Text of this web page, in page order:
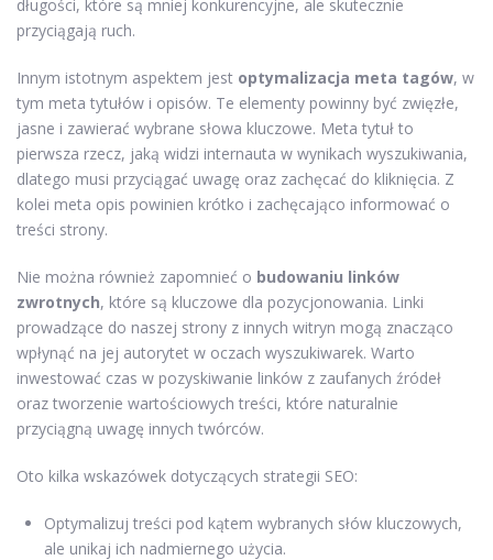
długości, które są mniej konkurencyjne, ale skutecznie
przyciągają ruch.
Innym istotnym aspektem jest optymalizacja meta tagów, w
tym meta tytułów i opisów. Te elementy powinny być zwięzłe,
jasne i zawierać wybrane słowa kluczowe. Meta tytuł to
pierwsza rzecz, jaką widzi internauta w wynikach wyszukiwania,
dlatego musi przyciągać uwagę oraz zachęcać do kliknięcia. Z
kolei meta opis powinien krótko i zachęcająco informować o
treści strony.
Nie można również zapomnieć o budowaniu linków
zwrotnych, które są kluczowe dla pozycjonowania. Linki
prowadzące do naszej strony z innych witryn mogą znacząco
wpłynąć na jej autorytet w oczach wyszukiwarek. Warto
inwestować czas w pozyskiwanie linków z zaufanych źródeł
oraz tworzenie wartościowych treści, które naturalnie
przyciągną uwagę innych twórców.
Oto kilka wskazówek dotyczących strategii SEO:
Optymalizuj treści pod kątem wybranych słów kluczowych,
ale unikaj ich nadmiernego użycia.